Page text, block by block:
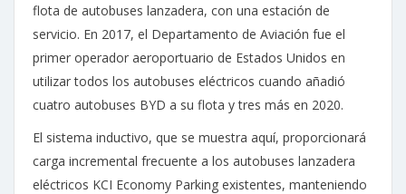
flota de autobuses lanzadera, con una estación de
servicio. En 2017, el Departamento de Aviación fue el
primer operador aeroportuario de Estados Unidos en
utilizar todos los autobuses eléctricos cuando añadió
cuatro autobuses BYD a su flota y tres más en 2020.
El sistema inductivo, que se muestra aquí, proporcionará
carga incremental frecuente a los autobuses lanzadera
eléctricos KCI Economy Parking existentes, manteniendo